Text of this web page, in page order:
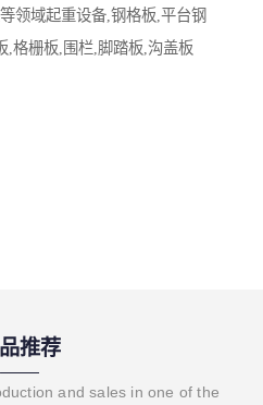
领域起重设备,钢格板,平台钢
,格栅板,围栏,脚踏板,沟盖板
推荐
and sales in one of the